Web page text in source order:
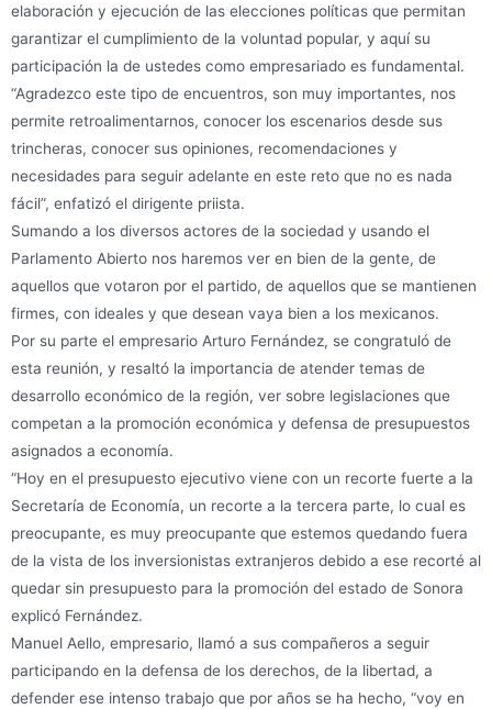
elaboración y ejecución de las elecciones políticas que permitan
garantizar el cumplimiento de la voluntad popular, y aquí su
participación la de ustedes como empresariado es fundamental.
“Agradezco este tipo de encuentros, son muy importantes, nos
permite retroalimentarnos, conocer los escenarios desde sus
trincheras, conocer sus opiniones, recomendaciones y
necesidades para seguir adelante en este reto que no es nada
fácil”, enfatizó el dirigente priista.
Sumando a los diversos actores de la sociedad y usando el
Parlamento Abierto nos haremos ver en bien de la gente, de
aquellos que votaron por el partido, de aquellos que se mantienen
firmes, con ideales y que desean vaya bien a los mexicanos.
Por su parte el empresario Arturo Fernández, se congratuló de
esta reunión, y resaltó la importancia de atender temas de
desarrollo económico de la región, ver sobre legislaciones que
competan a la promoción económica y defensa de presupuestos
asignados a economía.
“Hoy en el presupuesto ejecutivo viene con un recorte fuerte a la
Secretaría de Economía, un recorte a la tercera parte, lo cual es
preocupante, es muy preocupante que estemos quedando fuera
de la vista de los inversionistas extranjeros debido a ese recorté al
quedar sin presupuesto para la promoción del estado de Sonora
explicó Fernández.
Manuel Aello, empresario, llamó a sus compañeros a seguir
participando en la defensa de los derechos, de la libertad, a
defender ese intenso trabajo que por años se ha hecho, “voy en